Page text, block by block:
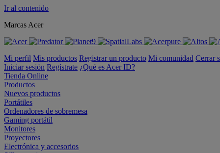
Ir al contenido
Marcas Acer
Mi perfil Mis productos Registrar un producto Mi comunidad Cerrar
Iniciar sesión Regístrate ¿Qué es Acer ID?
Tienda Online
Productos
Nuevos productos
Portátiles
Ordenadores de sobremesa
Gaming portátil
Monitores
Proyectores
Electrónica y accesorios